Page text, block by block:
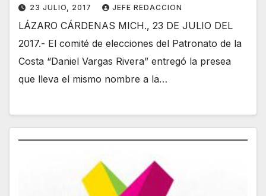
23 JULIO, 2017 JEFE REDACCION
LÁZARO CÁRDENAS MICH., 23 DE JULIO DEL
2017.- El comité de elecciones del Patronato de la
Costa “Daniel Vargas Rivera” entregó la presea
que lleva el mismo nombre a la…